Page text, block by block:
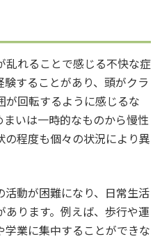
乱れることで感じる不快な症
することがあり、頭がクラ
が回転するように感じるな
いは一時的なものから慢性
程度も個々の状況により異
動が困難になり、日常生活
ります。例えば、歩行や運
業に集中することができな